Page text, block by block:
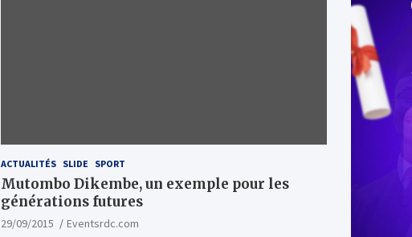
ACTUALITÉS SLIDE SPORT
Mutombo Dikembe, un exemple pour les
générations futures
29/09/2015
Eventsrdc.com